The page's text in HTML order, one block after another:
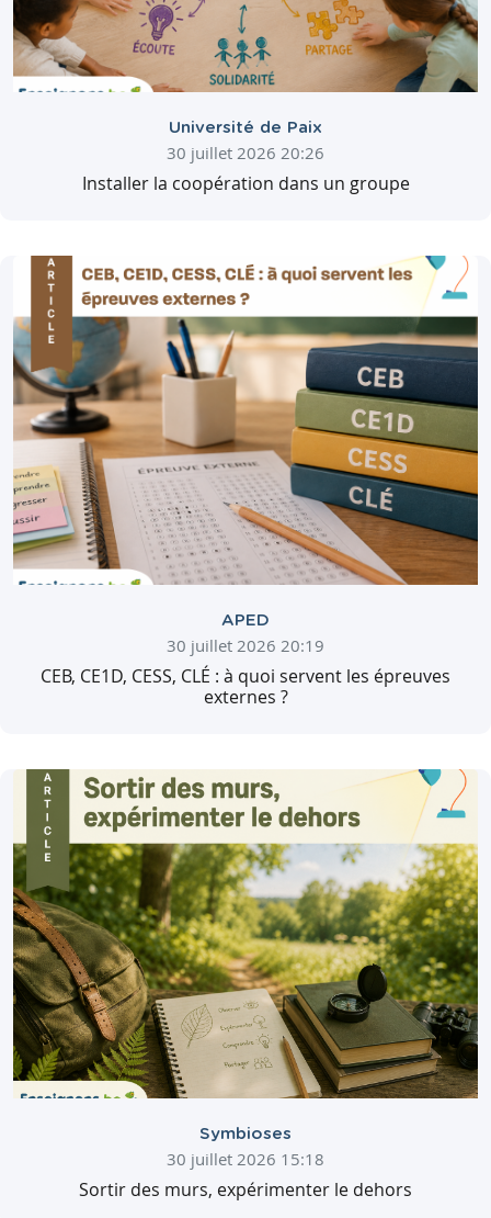
Université de Paix
30 juillet 2026 20:26
Installer la coopération dans un groupe
APED
30 juillet 2026 20:19
CEB, CE1D, CESS, CLÉ : à quoi servent les épreuves
externes ?
Symbioses
30 juillet 2026 15:18
Sortir des murs, expérimenter le dehors